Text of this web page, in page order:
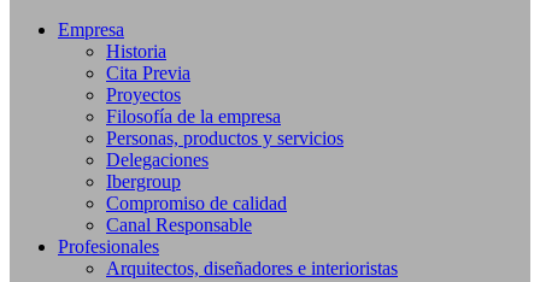
Empresa
Historia
Cita Previa
Proyectos
Filosofía de la empresa
Personas, productos y servicios
Delegaciones
Ibergroup
Compromiso de calidad
Canal Responsable
Profesionales
Arquitectos, diseñadores e interioristas